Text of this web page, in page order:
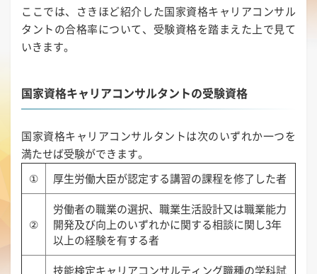
ここでは、さきほど紹介した国家資格キャリアコンサル
タントの合格率について、受験資格を踏まえた上で見て
いきます。
国家資格キャリアコンサルタントの受験資格
国家資格キャリアコンサルタントは次のいずれか一つを
満たせば受験ができます。
①
厚生労働大臣が認定する講習の課程を修了した者
②
労働者の職業の選択、職業生活設計又は職業能力
開発及び向上のいずれかに関する相談に関し3年
以上の経験を有する者
技能検定キャリアコンサルティング職種の学科試